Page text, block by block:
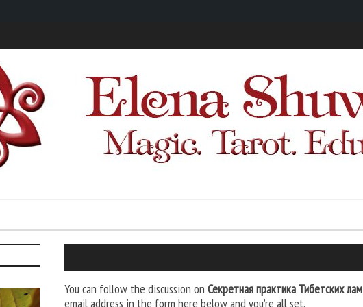
You can follow the discussion on Секретная практика Тибетских лам
email address in the form here below and you’re all set.